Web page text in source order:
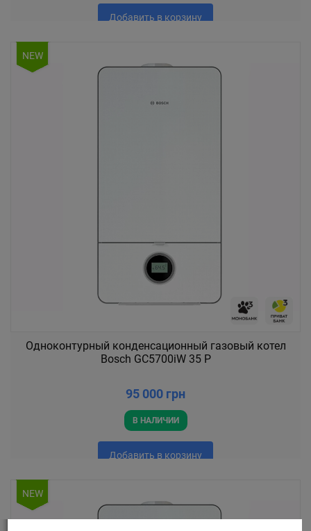
Добавить в корзину
NEW
Одноконтурный конденсационный газовый котел
Bosch GC5700iW 35 P
95 000 грн
В НАЛИЧИИ
Добавить в корзину
NEW